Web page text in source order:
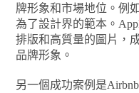
牌形象和市場地位。例
為了設計界的範本。
排版和高質量的圖片，
品牌形象。
另一個成功案例是